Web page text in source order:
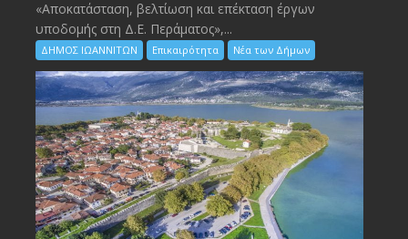
«Αποκατάσταση, βελτίωση και επέκταση έργων
υποδομής στη Δ.Ε. Περάματος»,...
ΔΗΜΟΣ ΙΩΑΝΝΙΤΩΝ Επικαιρότητα Νέα των Δήμων